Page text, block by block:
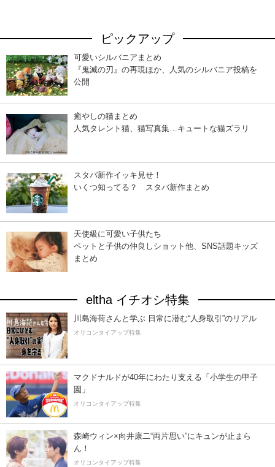
ピックアップ
可愛いシルバニアまとめ
『鬼滅の刃』の再現ほか、人気のシルバニア投稿を
公開
癒やしの猫まとめ
人気タレント猫、猫写真集…キュートな猫ズラリ
スタバ新作イッキ見せ！
いくつ知ってる？ スタバ新作まとめ
天使級に可愛い子供たち
ペットと子供の仲良しショット他、SNS話題キッズ
まとめ
eltha イチオシ特集
川島海荷さんと学ぶ 日常に潜む“人身取引”のリアル
オリコンタイアップ特集
マクドナルドが40年にわたり支える「小学生の甲子
園」
オリコンタイアップ特集
森崎ウィン×向井康二“両片思い”にキュンが止まら
ん！
オリコンタイアップ特集